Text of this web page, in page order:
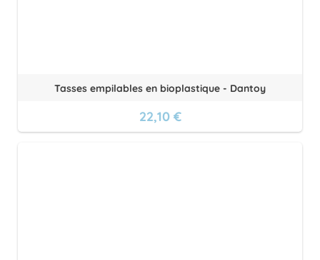
Tasses empilables en bioplastique - Dantoy
22,10 €